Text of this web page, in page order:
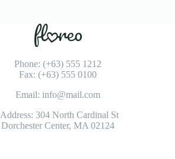
Phone: (+63) 555 1212
Fax: (+63) 555 0100
Email: info@mail.com
Address: 304 North Cardinal St.
Dorchester Center, MA 02124